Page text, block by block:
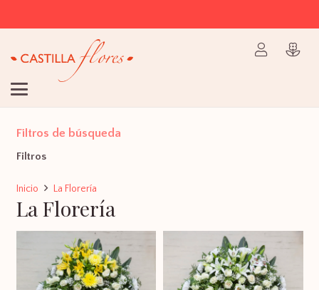
Inicio La Florería
La Florería
Filtros de búsqueda
Filtros